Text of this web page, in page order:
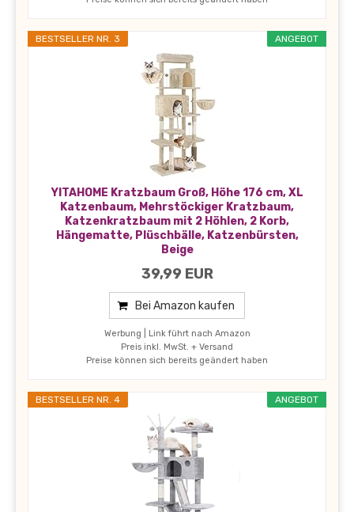
ANGEBOT
BESTSELLER NR. 3
YITAHOME Kratzbaum Groß, Höhe 176 cm, XL
Katzenbaum, Mehrstöckiger Kratzbaum,
Katzenkratzbaum mit 2 Höhlen, 2 Korb,
Hängematte, Plüschbälle, Katzenbürsten,
Beige
39,99 EUR
Bei Amazon kaufen
Werbung | Link führt nach Amazon
Preis inkl. MwSt. + Versand
Preise können sich bereits geändert haben
ANGEBOT
BESTSELLER NR. 4